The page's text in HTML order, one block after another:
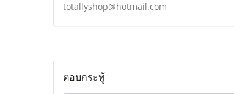
totallyshop@hotmail.com
ตอบกระทู้